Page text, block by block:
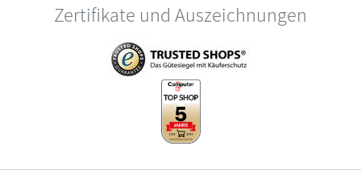
Zertifikate und Auszeichnungen